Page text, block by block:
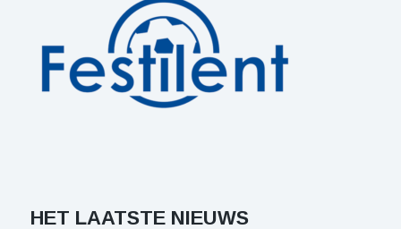
HET LAATSTE NIEUWS